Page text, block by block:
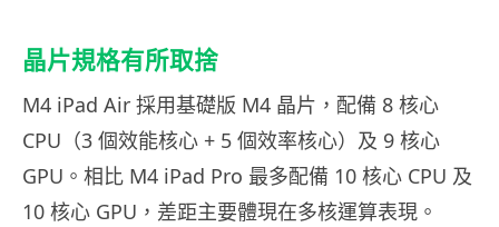
晶片規格有所取捨
M4 iPad Air 採用基礎版 M4 晶片，配備 8 核心
CPU（3 個效能核心 + 5 個效率核心）及 9 核心
GPU。相比 M4 iPad Pro 最多配備 10 核心 CPU 及
10 核心 GPU，差距主要體現在多核運算表現。